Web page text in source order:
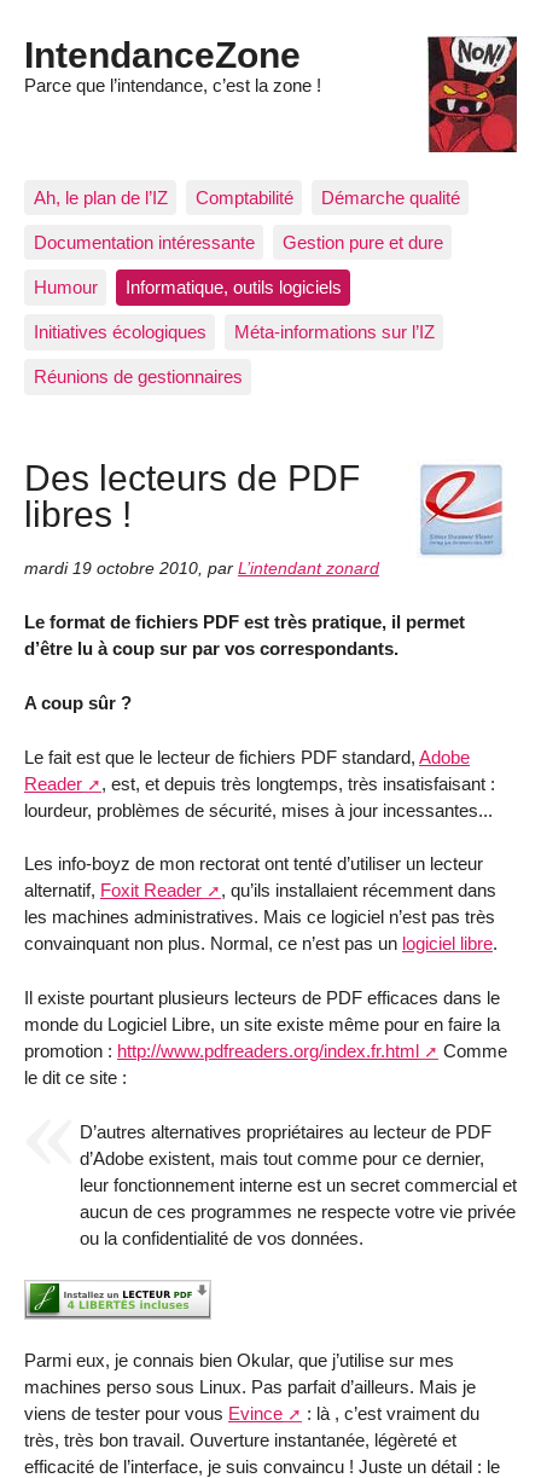
IntendanceZone
Parce que l’intendance, c’est la zone !
Ah, le plan de l’IZ Comptabilité Démarche qualité
Documentation intéressante Gestion pure et dure
Humour Informatique, outils logiciels
Initiatives écologiques Méta-informations sur l’IZ
Réunions de gestionnaires
Des lecteurs de PDF
libres !
mardi 19 octobre 2010 par L’intendant zonard
Le format de fichiers PDF est très pratique, il permet
d’être lu à coup sur par vos correspondants.
A coup sûr ?
Le fait est que le lecteur de fichiers PDF standard, Adobe
Reader
, est, et depuis très longtemps, très insatisfaisant :
lourdeur, problèmes de sécurité, mises à jour incessantes...
Les info-boyz de mon rectorat ont tenté d’utiliser un lecteur
alternatif, Foxit Reader
, qu’ils installaient récemment dans
les machines administratives. Mais ce logiciel n’est pas très
convainquant non plus. Normal, ce n’est pas un logiciel libre.
Il existe pourtant plusieurs lecteurs de PDF efficaces dans le
monde du Logiciel Libre, un site existe même pour en faire la
promotion : http://www.pdfreaders.org/index.fr.html
Comme
le dit ce site :
D’autres alternatives propriétaires au lecteur de PDF
d’Adobe existent, mais tout comme pour ce dernier,
leur fonctionnement interne est un secret commercial et
aucun de ces programmes ne respecte votre vie privée
ou la confidentialité de vos données.
Parmi eux, je connais bien Okular, que j’utilise sur mes
machines perso sous Linux. Pas parfait d’ailleurs. Mais je
viens de tester pour vous Evince
: là , c’est vraiment du
très, très bon travail. Ouverture instantanée, légèreté et
efficacité de l’interface, je suis convaincu ! Juste un détail : le